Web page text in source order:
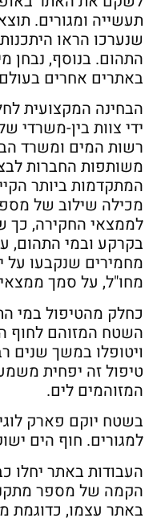
תעשייה ומגורים.
שנערכו הראו
התהום. בנוסף, נבחן
באתרים אחרים
הבחינה המקצועית
ידי צוות בין-משרדי
רשות המים ומשרד
משותפות החברות
המתקדמות ביותר
מכילה שילוב של
לממצאי החקירה, כך
בקרקע ובמי התהום,
מחמירים שנקבעו על
מחו"ל, על סמך ממצאי
כחלק מהטיפול במי
השטח המזוהם לחוף
ויטופלו במשך שנים
טיפול זה יפחית
המזוהמים לים.
בשטח יוקם פארק
למגורים. חוף הים
העבודות באתר יחלו
הקמה של מספר
באתר עצמו, כדוגמת